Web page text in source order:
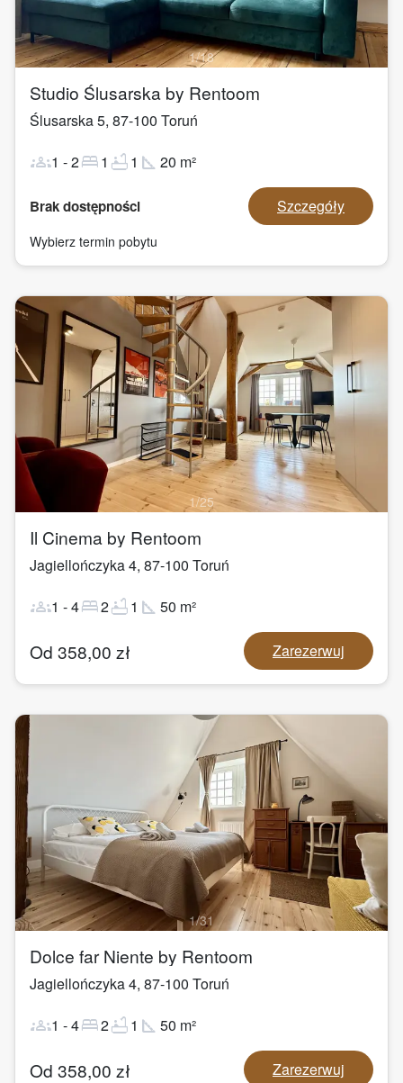
1/18
Studio Ślusarska by Rentoom
Ślusarska 5, 87-100 Toruń
groups1 -2bed1 bathtub1 square_foot 20 m²
Brak dostępności Szczegóły
Wybierz termin pobytu
1/25
Il Cinema by Rentoom
Jagiellończyka 4, 87-100 Toruń
groups1 -4bed2bathtub1 square_foot 50 m²
Od 358,00 zł Zarezerwuj
1/31
Dolce far Niente by Rentoom
Jagiellończyka 4, 87-100 Toruń
groups1 -4bed2bathtub1 square_foot 50 m²
Od 358,00 zł Zarezerwuj